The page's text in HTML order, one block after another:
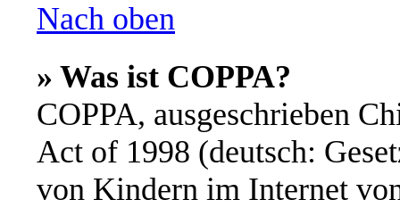
Nach oben
» Was ist COPPA?
COPPA, ausgeschrieben
Act of 1998 (deutsch:
von Kindern im Internet